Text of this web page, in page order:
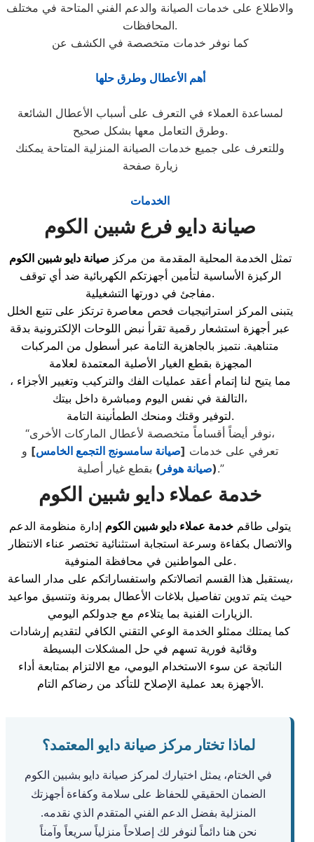
والاطلاع على خدمات الصيانة والدعم الفني المتاحة في مختلف
المحافظات.
كما نوفر خدمات متخصصة في الكشف عن
أهم الأعطال وطرق حلها
لمساعدة العملاء في التعرف على أسباب الأعطال الشائعة
وطرق التعامل معها بشكل صحيح.
وللتعرف على جميع خدمات الصيانة المنزلية المتاحة يمكنك
زيارة صفحة
الخدمات
صيانة دايو فرع شبين الكوم
تمثل الخدمة المحلية المقدمة من مركز صيانة دايو شبين الكوم
الركيزة الأساسية لتأمين أجهزتكم الكهربائية ضد أي توقف
مفاجئ في دورتها التشغيلية.
يتبنى المركز استراتيجيات فحص معاصرة ترتكز على تتبع الخلل
عبر أجهزة استشعار رقمية تقرأ نبض اللوحات الإلكترونية بدقة
متناهية. نتميز بالجاهزية التامة عبر أسطول من المركبات
المجهزة بقطع الغيار الأصلية المعتمدة لعلامة
، مما يتيح لنا إتمام أعقد عمليات الفك والتركيب وتغيير الأجزاء
التالفة في نفس اليوم ومباشرة داخل بيتك،
لتوفير وقتك ومنحك الطمأنينة التامة.
“نوفر أيضاً أقساماً متخصصة لأعطال الماركات الأخرى،
تعرفي على خدمات [صيانة سامسونج التجمع الخامس] و
(صيانة هوفر ) بقطع غيار أصلية.”
خدمة عملاء دايو شبين الكوم
يتولى طاقم خدمة عملاء دايو شبين الكوم إدارة منظومة الدعم
والاتصال بكفاءة وسرعة استجابة استثنائية تختصر عناء الانتظار
على المواطنين في محافظة المنوفية.
يستقبل هذا القسم اتصالاتكم واستفساراتكم على مدار الساعة،
حيث يتم تدوين تفاصيل بلاغات الأعطال بمرونة وتنسيق مواعيد
الزيارات الفنية بما يتلاءم مع جدولكم اليومي.
كما يمتلك ممثلو الخدمة الوعي التقني الكافي لتقديم إرشادات
وقائية فورية تسهم في حل المشكلات البسيطة
الناتجة عن سوء الاستخدام اليومي، مع الالتزام بمتابعة أداء
الأجهزة بعد عملية الإصلاح للتأكد من رضاكم التام.
لماذا تختار مركز صيانة دايو المعتمد؟
في الختام، يمثل اختيارك لمركز صيانة دايو بشبين الكوم
الضمان الحقيقي للحفاظ على سلامة وكفاءة أجهزتك
المنزلية بفضل الدعم الفني المتقدم الذي نقدمه.
نحن هنا دائماً لنوفر لك إصلاحاً منزلياً سريعاً وآمناً